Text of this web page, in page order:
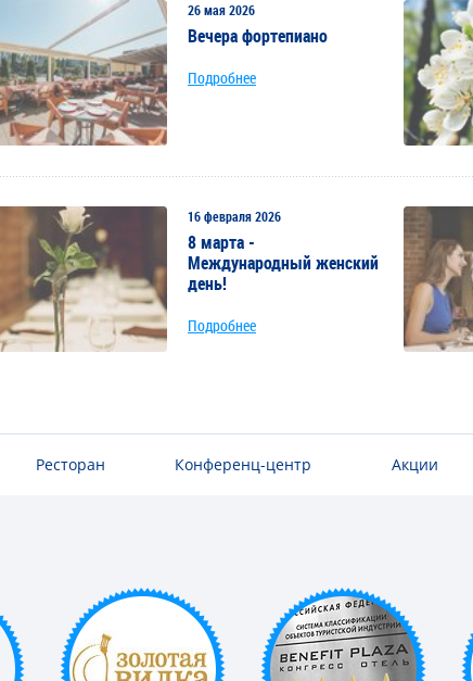
26 мая 2026
Вечера фортепиано
Подробнее
16 февраля 2026
8 марта -
Международный женский
день!
Подробнее
Ресторан Конференц-центр Акции